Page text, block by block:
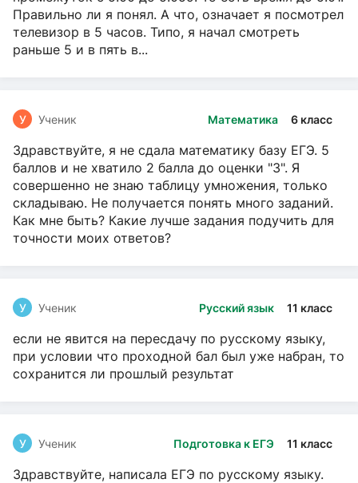
Правильно ли я понял. А что, означает я посмотрел
телевизор в 5 часов. Типо, я начал смотреть
раньше 5 и в пять в...
Математика 6 класс
У Ученик
Здравствуйте, я не сдала математику базу ЕГЭ. 5
баллов и не хватило 2 балла до оценки "3". Я
совершенно не знаю таблицу умножения, только
складываю. Не получается понять много заданий.
Как мне быть? Какие лучше задания подучить для
точности моих ответов?
Русский язык 11 класс
У Ученик
если не явится на пересдачу по русскому языку,
при условии что проходной бал был уже набран, то
сохранится ли прошлый результат
Подготовка к ЕГЭ 11 класс
У Ученик
Здравствуйте, написала ЕГЭ по русскому языку.